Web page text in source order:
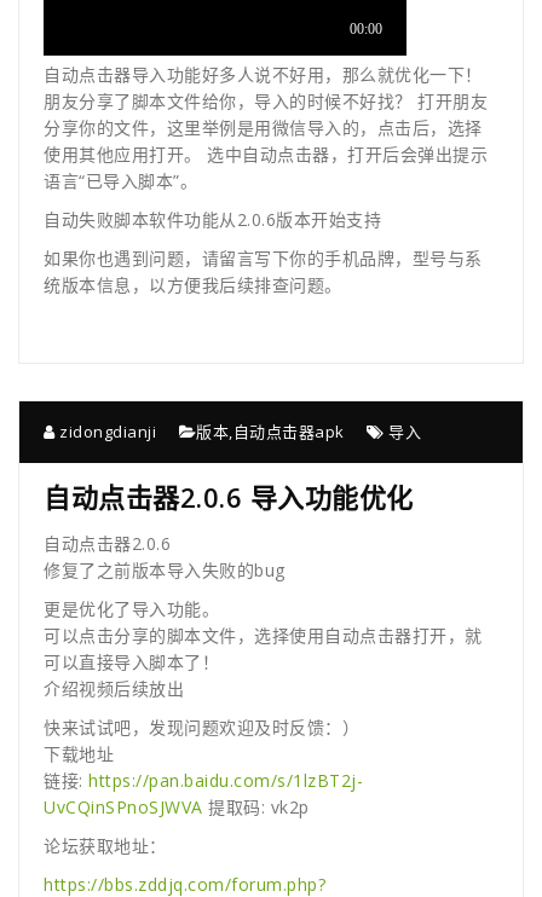
自动点击器导入功能好多人说不好用，那么就优化一下！
朋友分享了脚本文件给你，导入的时候不好找？ 打开朋友
分享你的文件，这里举例是用微信导入的，点击后，选择
使用其他应用打开。 选中自动点击器，打开后会弹出提示
语言“已导入脚本”。
自动失败脚本软件功能从2.0.6版本开始支持
如果你也遇到问题，请留言写下你的手机品牌，型号与系
统版本信息，以方便我后续排查问题。
zidongdianji 版本,自动点击器apk 导入
自动点击器2.0.6 导入功能优化
自动点击器2.0.6
修复了之前版本导入失败的bug
更是优化了导入功能。
可以点击分享的脚本文件，选择使用自动点击器打开，就
可以直接导入脚本了！
介绍视频后续放出
快来试试吧，发现问题欢迎及时反馈：）
下载地址
链接: https://pan.baidu.com/s/1lzBT2j-
UvCQinSPnoSJWVA 提取码: vk2p
论坛获取地址：
https://bbs.zddjq.com/forum.php?